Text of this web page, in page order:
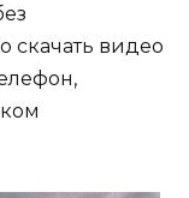
скачать видео